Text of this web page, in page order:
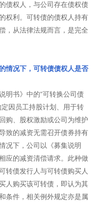
债权人，与公司存在债权债
权利。可转债的债权人持有
，从法律法规而言，是完全
情况下，可转债债权人是否
明书》中的“可转换公司债
因员工持股计划、用于转
购、股权激励或公司为维护
致的减资无需召开债券持有
况下，公司以《募集说明
应的减资清偿请求。此种做
转债发行人与可转债购买人
人购买该可转债，即认为其
条件，相关例外规定亦是属